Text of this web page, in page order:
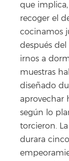
que
recoger el
cocinamos
después
irnos a
muestras
diseñado
aprovechar
según lo
torcieron.
durara